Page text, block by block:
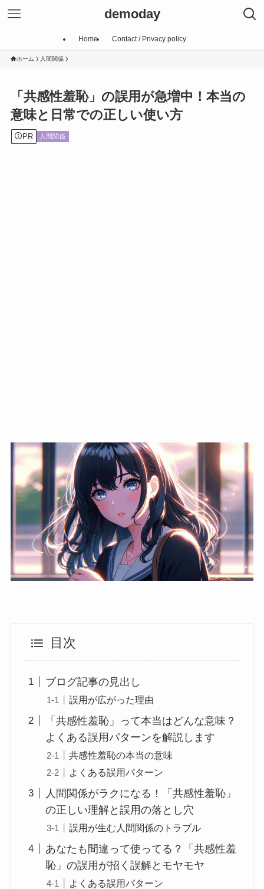
demoday
Home Contact / Privacy policy
ホーム 人間関係
「共感性羞恥」の誤用が急増中！本当の
意味と日常での正しい使い方
PR 人間関係
目次
ブログ記事の見出し
誤用が広がった理由
「共感性羞恥」って本当はどんな意味？
よくある誤用パターンを解説します
共感性羞恥の本当の意味
よくある誤用パターン
人間関係がラクになる！「共感性羞恥」
の正しい理解と誤用の落とし穴
誤用が生む人間関係のトラブル
あなたも間違って使ってる？「共感性羞
恥」の誤用が招く誤解とモヤモヤ
よくある誤用パターン